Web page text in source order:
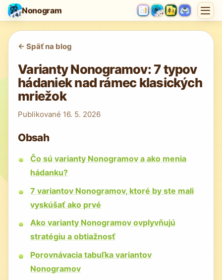
Nonogram
<- Späť na blog
Varianty Nonogramov: 7 typov
hádaniek nad rámec klasických
mriežok
Publikované 16. 5. 2026
Obsah
Čo sú varianty Nonogramov a ako menia
hádanku?
7 variantov Nonogramov, ktoré by ste mali
vyskúšať ako prvé
Ako varianty Nonogramov ovplyvňujú
stratégiu a obtiažnosť
Porovnávacia tabuľka variantov
Nonogramov